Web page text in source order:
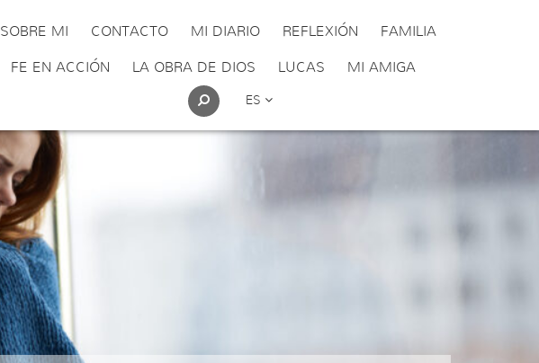
SOBRE MI CONTACTO MI DIARIO REFLEXIÓN FAMILIA
FE EN ACCIÓN LA OBRA DE DIOS LUCAS MI AMIGA
ES